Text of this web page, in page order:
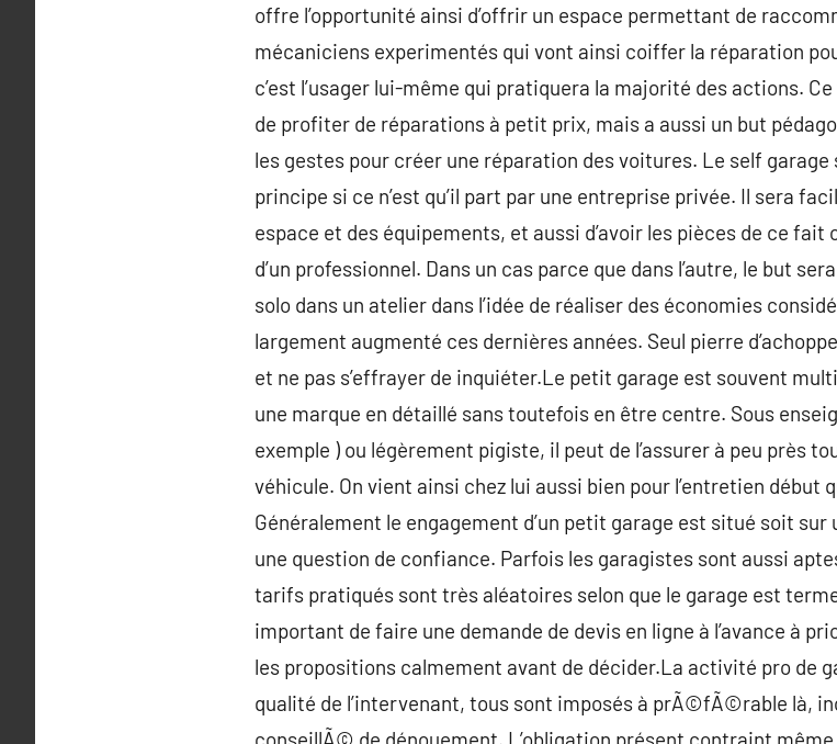
offre l’opportunité ainsi d’offrir un espace permettant de
mécaniciens experimentés qui vont ainsi coiffer la réparation
c’est l’usager lui-même qui pratiquera la majorité des actions.
de profiter de réparations à petit prix, mais a aussi un but
les gestes pour créer une réparation des voitures. Le self garage
principe si ce n’est qu’il part par une entreprise privée. Il sera
espace et des équipements, et aussi d’avoir les pièces de ce
d’un professionnel. Dans un cas parce que dans l’autre, le but
solo dans un atelier dans l’idée de réaliser des économies
largement augmenté ces dernières années. Seul pierre
et ne pas s’effrayer de inquiéter.Le petit garage est souvent
une marque en détaillé sans toutefois en être centre. Sous
exemple ) ou légèrement pigiste, il peut de l’assurer à peu près
véhicule. On vient ainsi chez lui aussi bien pour l’entretien début
Généralement le engagement d’un petit garage est situé soit
une question de confiance. Parfois les garagistes sont aussi
tarifs pratiqués sont très aléatoires selon que le garage est
important de faire une demande de devis en ligne à l’avance à
les propositions calmement avant de décider.La activité pro de
qualité de l’intervenant, tous sont imposés à prÃ©fÃ©rable là,
conseillÃ© de dénouement. L’obligation présent contraint